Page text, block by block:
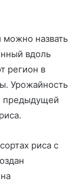
можно назвать
вдоль
регион в
Урожайность
предыдущей
риса с